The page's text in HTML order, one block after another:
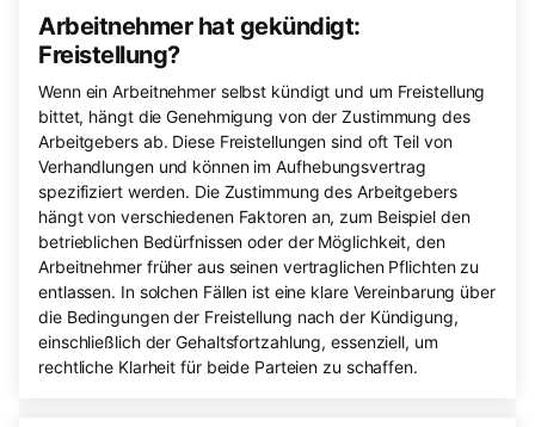
Arbeitnehmer hat gekündigt:
Freistellung?
Wenn ein Arbeitnehmer selbst kündigt und um Freistellung
bittet, hängt die Genehmigung von der Zustimmung des
Arbeitgebers ab. Diese Freistellungen sind oft Teil von
Verhandlungen und können im Aufhebungsvertrag
spezifiziert werden. Die Zustimmung des Arbeitgebers
hängt von verschiedenen Faktoren an, zum Beispiel den
betrieblichen Bedürfnissen oder der Möglichkeit, den
Arbeitnehmer früher aus seinen vertraglichen Pflichten zu
entlassen. In solchen Fällen ist eine klare Vereinbarung über
die Bedingungen der Freistellung nach der Kündigung,
einschließlich der Gehaltsfortzahlung, essenziell, um
rechtliche Klarheit für beide Parteien zu schaffen.